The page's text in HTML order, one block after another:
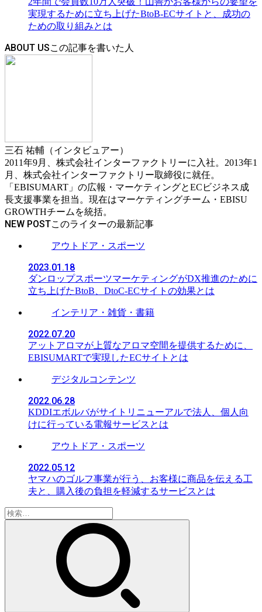
実現するために立ち上げたBtoB-ECサイトと、成功の
ための取り組みとは
ABOUT US
三石 祐輔（インタビュアー）
2011年9月、株式会社インターファクトリーに入社。2013年1
月、株式会社インターファクトリー取締役に就任。
「EBISUMART」の広報・マーケティングとECビジネス成
長支援事業を担当。現在はマーケティングチーム・EBISU
GROWTHチームを統括。
NEW POST
アウトドア・スポーツ
2023.01.18
ダンロップスポーツマーケティングがDX推進のために
立ち上げたBtoB、DtoC-ECサイトの効果とは
インテリア・雑貨・書籍
2022.07.20
アットアロマが上質なアロマ空間を提供するために、
EBISUMARTで実現したECサイトとは
デジタルコンテンツ
2022.06.28
KDDIエボルバがサイトリニューアルで法人、個人向
けに行っている電報サービスとは
アウトドア・スポーツ
2022.05.12
ヤマハのゴルフ事業が行う、お客様に商品を伝える工
夫と、購入後の負担を軽減するサービスとは
検
索: